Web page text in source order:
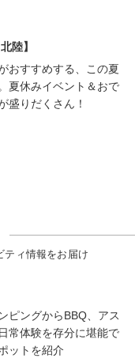
陸】
おすすめする、この夏
夏休みイベント＆おで
盛りだくさん！
ティ情報をお届け
ピングからBBQ、アス
常体験を存分に堪能で
ットを紹介